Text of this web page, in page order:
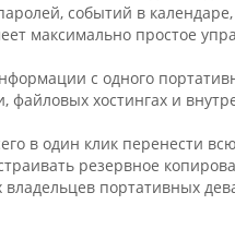
событий в
максимально простое
с одного
хостингах и
в один клик перенести
резервное
портативных